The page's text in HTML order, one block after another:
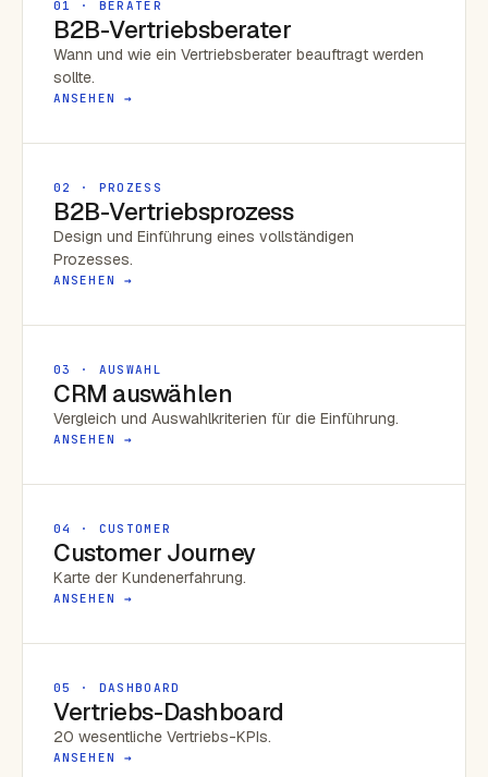
01 · BERATER
B2B-Vertriebsberater
Wann und wie ein Vertriebsberater beauftragt werden
sollte.
ANSEHEN →
02 · PROZESS
B2B-Vertriebsprozess
Design und Einführung eines vollständigen
Prozesses.
ANSEHEN →
03 · AUSWAHL
CRM auswählen
Vergleich und Auswahlkriterien für die Einführung.
ANSEHEN →
04 · CUSTOMER
Customer Journey
Karte der Kundenerfahrung.
ANSEHEN →
05 · DASHBOARD
Vertriebs-Dashboard
20 wesentliche Vertriebs-KPIs.
ANSEHEN →